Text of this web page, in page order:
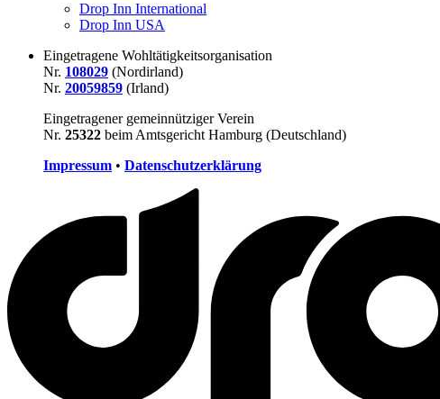
Drop Inn International
Drop Inn USA
Eingetragene Wohltätigkeitsorganisation
Nr. 108029 (Nordirland)
Nr. 20059859 (Irland)
Eingetragener gemeinnütziger Verein
Nr. 25322 beim Amtsgericht Hamburg (Deutschland)
Impressum • Datenschutzerklärung